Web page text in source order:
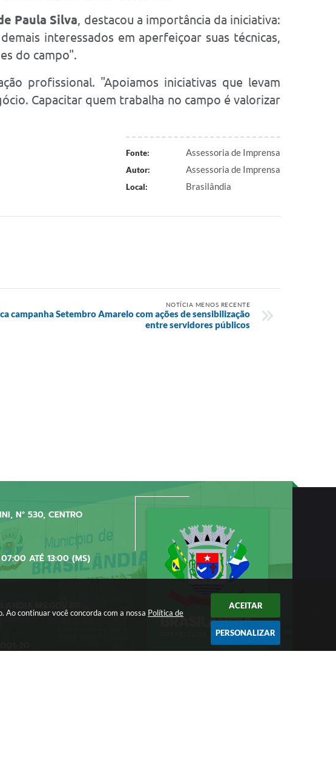
Ao continuar você concorda com a nossa Política de
ACEITAR
PERSONALIZAR
Paula Silva, destacou a importância da iniciativa:
interessados em aperfeiçoar suas técnicas,
do campo".
profissional. "Apoiamos iniciativas que levam
Capacitar quem trabalha no campo é valorizar
Fonte: Assessoria de Imprensa
Autor: Assessoria de Imprensa
Local: Brasilândia
NOTÍCIA MENOS RECENTE
campanha Setembro Amarelo com ações de sensibilização
entre servidores públicos
N° 530, CENTRO
07:00 ATÉ 13:00 (MS)